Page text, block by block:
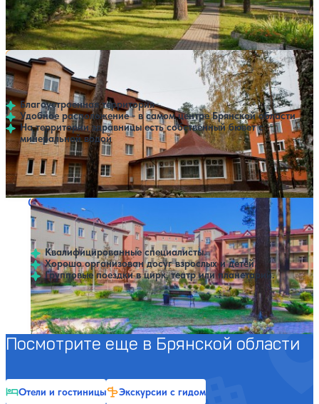
Профилей лечения:7 Крытый бассейн SPA
Санаторий Затишье
4.3199 отзывов
Клинцы
Благоустроенная территория
Удобное расположение - в самом центре Брянской области
На территории здравницы есть собственный бювет с
минеральной водой
Профилей лечения:6 Крытый бассейн SPA
Нет цен или свободных мест на выбранные даты
Выбрать другой вариант
Санаторий Домашово
4.4 41 отзыв
Домашово
Квалифицированные специалисты.
Хорошо организован досуг взрослых и детей.
Групповые поездки в цирк, театр или планетарий.
Профилей лечения:6 Крытый бассейн SPA
Нет цен или свободных мест на выбранные даты
Выбрать другой вариант
Посмотрите еще в Брянской области
Отели и гостиницы Экскурсии с гидом